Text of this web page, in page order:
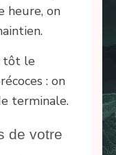
heure, on
tôt le
: on
terminale.
de votre